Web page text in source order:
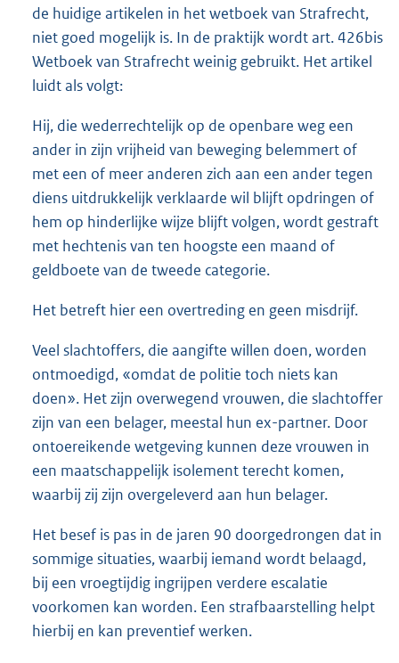
de huidige artikelen in het wetboek van Strafrecht,
niet goed mogelijk is. In de praktijk wordt art. 426bis
Wetboek van Strafrecht weinig gebruikt. Het artikel
luidt als volgt:
Hij, die wederrechtelijk op de openbare weg een
ander in zijn vrijheid van beweging belemmert of
met een of meer anderen zich aan een ander tegen
diens uitdrukkelijk verklaarde wil blijft opdringen of
hem op hinderlijke wijze blijft volgen, wordt gestraft
met hechtenis van ten hoogste een maand of
geldboete van de tweede categorie.
Het betreft hier een overtreding en geen misdrijf.
Veel slachtoffers, die aangifte willen doen, worden
ontmoedigd, «omdat de politie toch niets kan
doen». Het zijn overwegend vrouwen, die slachtoffer
zijn van een belager, meestal hun ex-partner. Door
ontoereikende wetgeving kunnen deze vrouwen in
een maatschappelijk isolement terecht komen,
waarbij zij zijn overgeleverd aan hun belager.
Het besef is pas in de jaren 90 doorgedrongen dat in
sommige situaties, waarbij iemand wordt belaagd,
bij een vroegtijdig ingrijpen verdere escalatie
voorkomen kan worden. Een strafbaarstelling helpt
hierbij en kan preventief werken.